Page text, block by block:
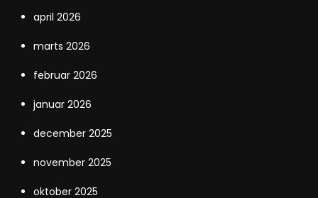
april 2026
marts 2026
februar 2026
januar 2026
december 2025
november 2025
oktober 2025